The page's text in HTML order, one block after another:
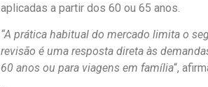
aplicadas a partir dos 60 ou 65 anos.
“A prática habitual do mercado limita o
revisão é uma resposta direta às
60 anos ou para viagens em família“,